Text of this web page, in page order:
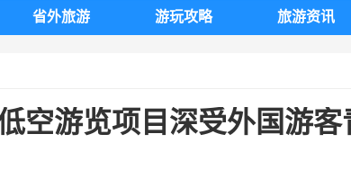
省外旅游 游玩攻略 旅游资讯
空游览项目深受外国游